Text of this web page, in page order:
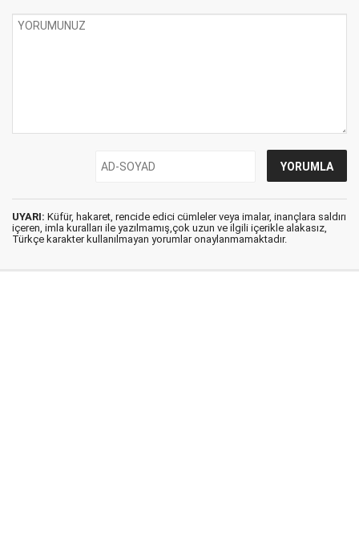
UYARI: Küfür, hakaret, rencide edici cümleler veya imalar, inançlara saldırı
içeren, imla kuralları ile yazılmamış,çok uzun ve ilgili içerikle alakasız,
Türkçe karakter kullanılmayan yorumlar onaylanmamaktadır.